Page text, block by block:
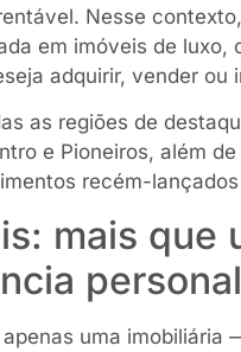
Nesse
em imóveis de luxo,
adquirir, vender
as regiões de
e Pioneiros, além
recém-
mais que
apenas uma imobiliária